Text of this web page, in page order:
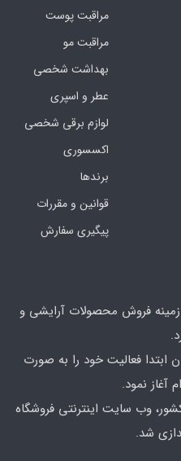
مراقبت پوست
مراقبت مو
بهداشت شخصی
عطر و اسپری
لوازم برقی شخصی
اکسسوری
برندها
قوانین و مقررات
پیگیری سفارش
زمینه فروش محصولات آرایشی و
ابتدا فعالیت خود را به صورت
آغاز نمود.
وب سایت اینترنتی فروشگاه